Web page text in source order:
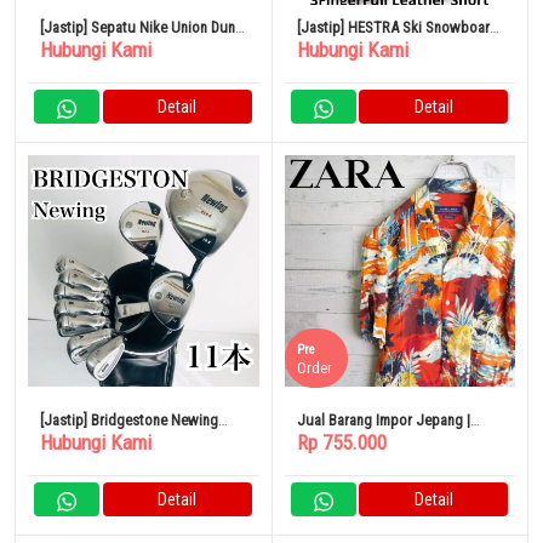
[Jastip] Sepatu Nike Union Dunk
Low Ungu
Hubungi Kami
Detail
[Jastip] HESTRA Ski Snowboard
Kulit 3 Jari Sarung Tangan Salju
Hubungi Kami
Detail
[Jastip] Bridgestone Newing
Golf Set Lengkap
Hubungi Kami
Detail
Jual Barang Impor Jepang |
ZARA Kemeja Lengan Pendek
Pre
Order
Rp 755.000
Detail